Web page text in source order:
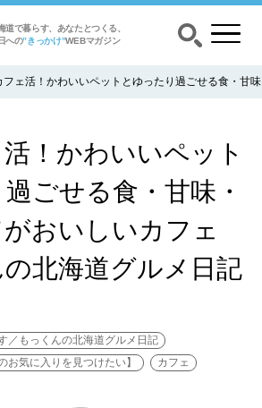
道で暮らす、あなたとつくる、
への”きっかけ”WEBマガジン
ー
フェ活！かわいいペットとゆったり過ごせる食・甘
！かわいいペット
ごせる食・甘味・
おいしいカフェ
の北海道グルメ日記
／もっくんの北海道グルメ日記
お気に入りを見つけたい】
カフェ